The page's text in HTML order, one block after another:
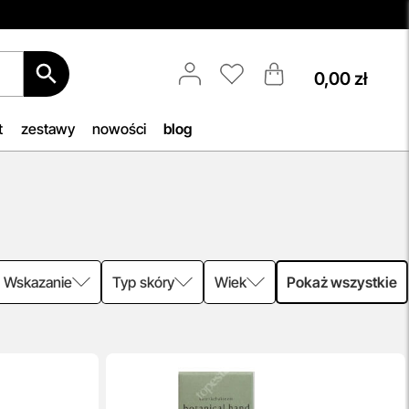
Aktualizacja Regulaminów
Korzystanie ze Sklepu Internetowego
lub Konta po tym terminie oznacza
0,00 zł
zestawy nowości blog
Wskazanie Typ skóry Wiek Pokaż wszystkie